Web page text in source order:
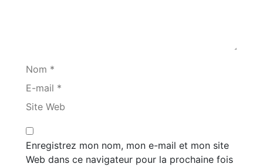
Nom *
E-mail *
Site Web
Enregistrez mon nom, mon e-mail et mon site
Web dans ce navigateur pour la prochaine fois